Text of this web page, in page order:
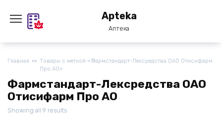
содержанию
Apteka
Аптека
Главная
Товары с меткой «Фармстандарт-Лексредства ОАО Отисифарм
Про АО»
Фармстандарт-Лексредства ОАО
Отисифарм Про АО
Showing all 9 results